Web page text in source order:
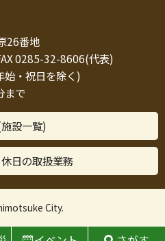
26番地
0285-32-8606(代表)
始・祝日を除く)
まで
設一覧)
日の取扱業務
City.